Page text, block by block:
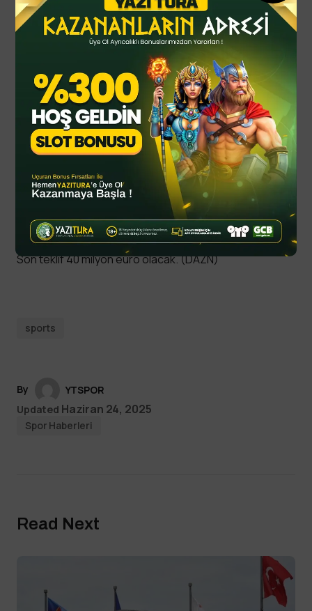
Hakan Çalhanoğlu, Galatasaray’dan gelen teklife sıcak
bakıyor. Milli futbolcunun kararını, FIFA Kulüpler Dünya
Kupası’ndan sonra vermesi bekleniyor. (La Gazzetta
Al Hilal, Victor Osimhen için teklifini artık arttırmayacak.
Son teklif 40 milyon euro olacak. (DAZN)
sports
By
YTSPOR
Updated Haziran 24, 2025
Spor Haberleri
Read Next